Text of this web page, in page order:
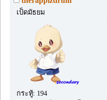
เป็ดมัธยม
กระทู้: 194